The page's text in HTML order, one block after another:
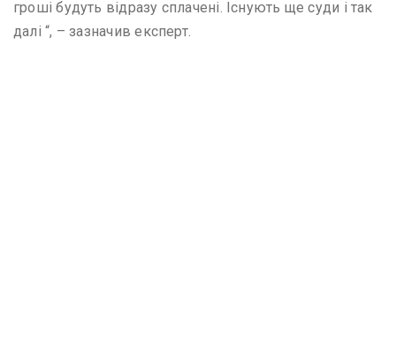
гроші будуть відразу сплачені. Існують ще суди і так
далі “, – зазначив експерт.